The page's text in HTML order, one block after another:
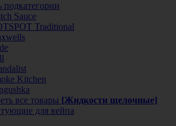
подкатегории
Sauce
Traditional
Kitchen
все товары [Жидкости щелочные]
для вейпа